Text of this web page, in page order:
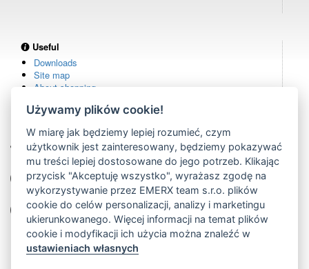
Useful
Downloads
Site map
About shopping
Own warehouse
remote controls in stock
Over 100,000 customers
from all over the world
Tradition since 2006
more than 20 years on the market
Używamy plików cookie!
W miarę jak będziemy lepiej rozumieć, czym
użytkownik jest zainteresowany, będziemy pokazywać
mu treści lepiej dostosowane do jego potrzeb. Klikając
przycisk "Akceptuję wszystko", wyrażasz zgodę na
wykorzystywanie przez EMERX team s.r.o. plików
cookie do celów personalizacji, analizy i marketingu
ukierunkowanego. Więcej informacji na temat plików
cookie i modyfikacji ich użycia można znaleźć w
ustawieniach własnych